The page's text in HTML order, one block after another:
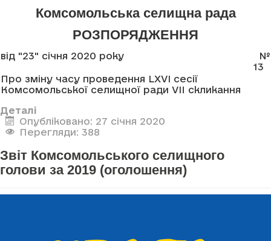
Комсомольська селищна рада
РОЗПОРЯДЖЕННЯ
від "23" січня 2020 року
№
13
Про зміну часу проведення LXVI сесії
Комсомольської селищної ради VII скликання
Деталі
Опубліковано: 27 січня 2020
Перегляди: 388
Звіт Комсомольського селищного
голови за 2019 (оголошення)